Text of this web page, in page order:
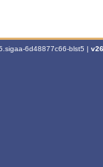
6d48877c66-blst5 |